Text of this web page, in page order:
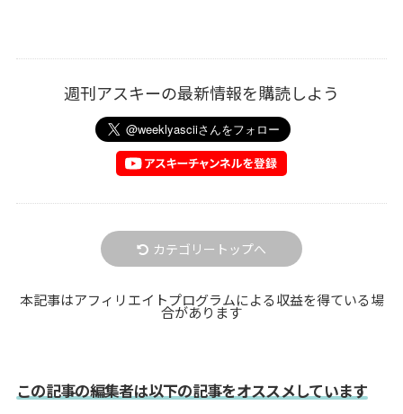
週刊アスキーの最新情報を購読しよう
カテゴリートップへ
本記事はアフィリエイトプログラムによる収益を得ている場
合があります
この記事の編集者は以下の記事をオススメしています